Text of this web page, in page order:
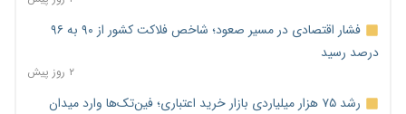
فشار اقتصادی در مسیر صعود؛ شاخص فلاکت کشور از ۹۰ به ۹۶
درصد رسید
۲ روز پیش
رشد ۷۵ هزار میلیاردی بازار خرید اعتباری؛ فین‌تک‌ها وارد میدان